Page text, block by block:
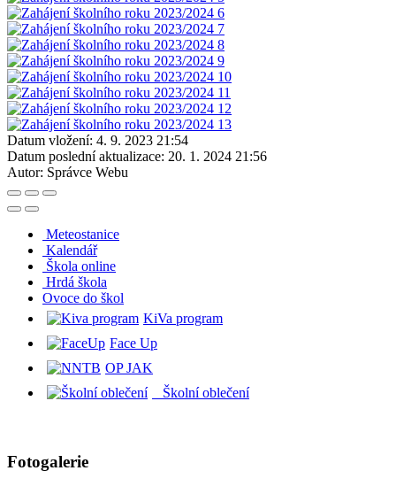
Datum vložení: 4. 9. 2023 21:54
Datum poslední aktualizace: 20. 1. 2024 21:56
Autor: Správce Webu
Meteostanice
Kalendář
Škola online
Hrdá škola
Ovoce do škol
KiVa program
Face Up
OP JAK
Školní oblečení
Fotogalerie